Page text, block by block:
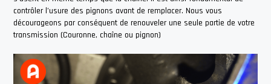
contrôler l’usure des pignons avant de remplacer. Nous vous
décourageons par conséquent de renouveler une seule partie de votre
transmission (Couronne, chaîne ou pignon)